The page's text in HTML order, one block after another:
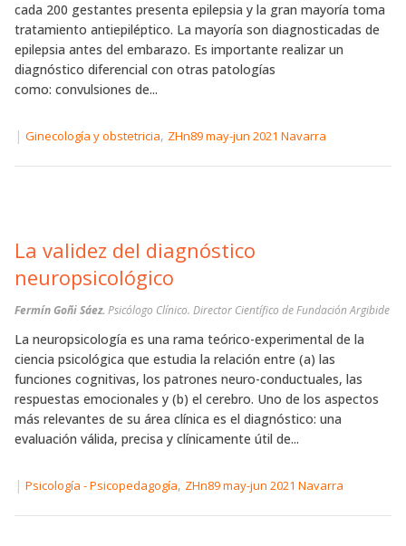
cada 200 gestantes presenta epilepsia y la gran mayoría toma
tratamiento antiepiléptico. La mayoría son diagnosticadas de
epilepsia antes del embarazo. Es importante realizar un
diagnóstico diferencial con otras patologías
como: convulsiones de...
| Ginecología y obstetricia, ZHn89 may-jun 2021 Navarra
La validez del diagnóstico
neuropsicológico
Fermín Goñi Sáez. Psicólogo Clínico. Director Científico de Fundación Argibide
La neuropsicología es una rama teórico-experimental de la
ciencia psicológica que estudia la relación entre (a) las
funciones cognitivas, los patrones neuro-conductuales, las
respuestas emocionales y (b) el cerebro. Uno de los aspectos
más relevantes de su área clínica es el diagnóstico: una
evaluación válida, precisa y clínicamente útil de...
| Psicología - Psicopedagogía, ZHn89 may-jun 2021 Navarra